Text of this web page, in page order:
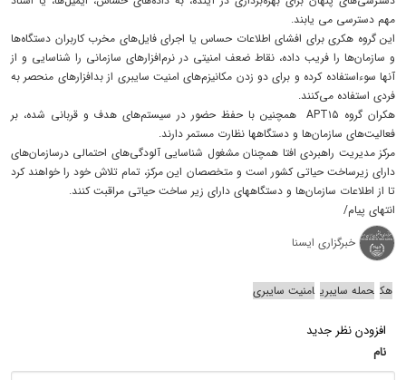
مهم دسترسی می یابند.
این گروه هکری‬‬‬‬‬‬‬‬‬ برای افشای اطلاعات حساس یا اجرای فایل‌های مخرب کاربران دستگاه‌ها
و سازمان‌ها را فریب داده، نقاط ضعف امنیتی در نرم‌افزارهای سازمانی را‬‬‬‬‬‬‬‬‬‬‬‬‬‬‬‬‬ شناسایی و از
آنها سوءاستفاده کرده و برای دو زدن مکانیزم‌های امنیت سایبری از بدافزارهای منحصر به
فردی استفاده می‌کنند.
هکران گروه APT۱۵ همچنین با حفظ حضور در سیستم‌های هدف و قربانی شده، بر
فعالیت‌های سازمان‌ها و دستگاهها نظارت مستمر دارند.
مرکز مدیریت راهبردی افتا همچنان مشغول شناسایی آلودگی‌های احتمالی درسازمان‌های
دارای زیرساخت حیاتی کشور است و متخصصان این مرکز، تمام تلاش خود را خواهند کرد
تا از اطلاعات سازمان‌ها و دستگاههای دارای زیر ساخت حیاتی مراقبت کنند.
انتهای پیام/
خبرگزاری ایسنا
هک حمله سایبری امنیت سایبری
افزودن نظر جدید
نام